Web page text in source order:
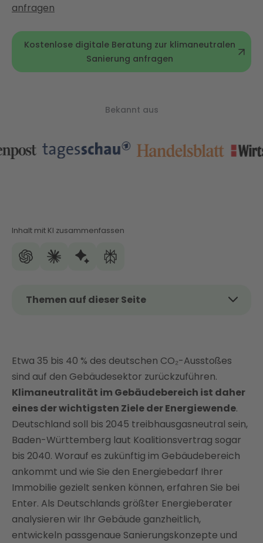
anfragen
Kostenlose digitale Beratung zur klimaneutralen
Sanierung anfragen
Bekannt aus
Inhalt mit KI zusammenfassen
Themen auf dieser Seite
Was sind klimaneutrale Gebäude?
Wie wird ein Gebäude klimaneutral? Tipps für
Hausbesitzer
EU-Pläne: Müssen alle Häuser bis 2030 klimaneutral
sein?
Wohngebäude klimaneutral sanieren: Das sind die
Kosten
Welche Förderprogramme gibt es?
Machen Sie Ihr Haus klimaneutral mithilfe von Enter:
Worauf warten Sie noch?
FAQ
Etwa 35 bis 40 % des deutschen CO₂-Ausstoßes
sind auf den Gebäudesektor zurückzuführen.
Klimaneutralität im Gebäudebereich ist daher
eines der wichtigsten Ziele der Energiewende.
Deutschland soll bis 2045 treibhausgasneutral sein,
Baden-Württemberg laut Koalitionsvertrag sogar
bis 2040. Worauf es zukünftig im Gebäudebereich
ankommt und wie Sie den Energiebedarf Ihrer
Immobilie gezielt senken können, erfahren Sie bei
Enter. Als Deutschlands größter Energieberater
analysieren wir Ihr Gebäude ganzheitlich,
entwickeln passgenaue Sanierungskonzepte und